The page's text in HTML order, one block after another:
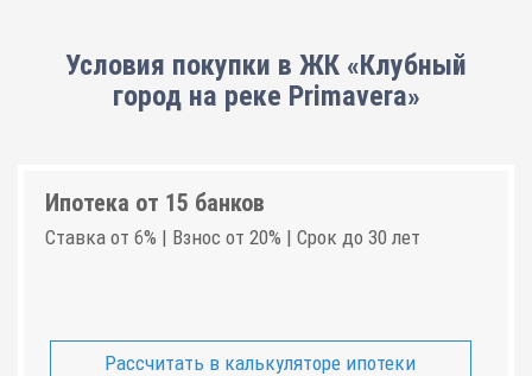
Условия покупки в ЖК «Клубный
город на реке Primavera»
Ипотека от 15 банков
Ставка от 6% | Взнос от 20% | Срок до 30 лет
Рассчитать в калькуляторе ипотеки